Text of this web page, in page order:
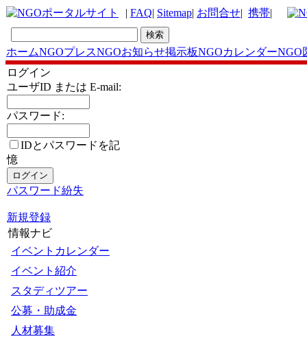
| FAQ| Sitemap| お問合せ| 携帯|
ホームNGOプレスNGOお知らせ掲示板NGOカレンダーNGO
ログイン
ユーザID または E-mail:
パスワード:
IDとパスワードを記
憶
パスワード紛失
新規登録
情報ナビ
イベントカレンダー
イベント紹介
スタディツアー
公募・助成金
人材募集